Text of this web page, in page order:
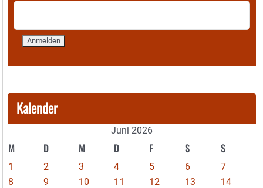
Kalender
Juni 2026
M D M D F S S
1 2 3 4 5 6
7
8
9 10 11 12 13
14